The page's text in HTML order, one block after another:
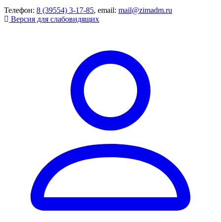
Телефон: 8 (39554) 3-17-85, email: mail@zimadm.ru
Версия для слабовидящих